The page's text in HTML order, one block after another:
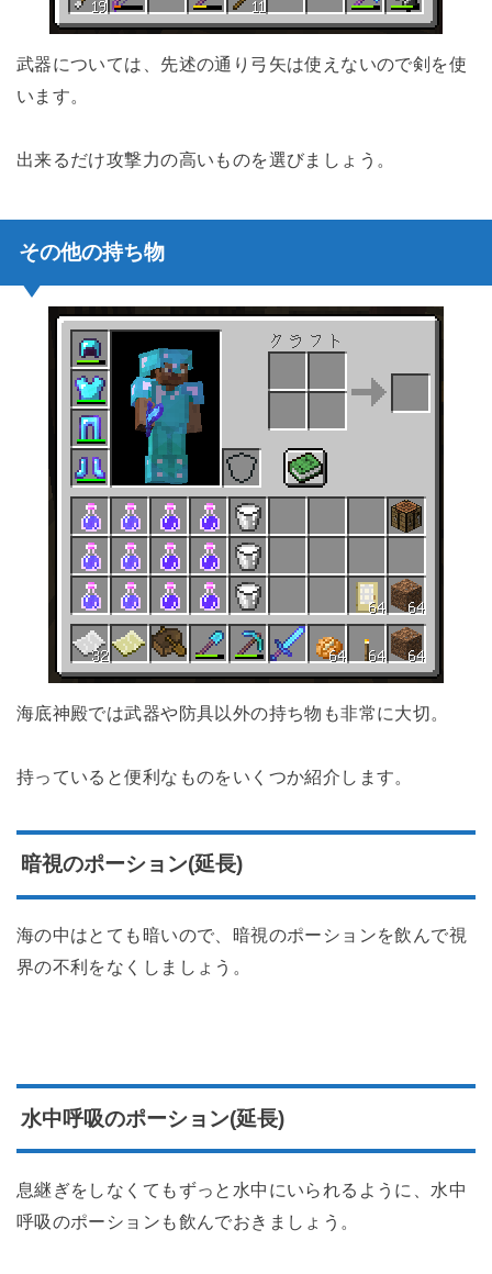
武器については、先述の通り弓矢は使えないので剣を使
います。
出来るだけ攻撃力の高いものを選びましょう。
その他の持ち物
海底神殿では武器や防具以外の持ち物も非常に大切。
持っていると便利なものをいくつか紹介します。
暗視のポーション(延長)
海の中はとても暗いので、暗視のポーションを飲んで視
界の不利をなくしましょう。
水中呼吸のポーション(延長)
息継ぎをしなくてもずっと水中にいられるように、水中
呼吸のポーションも飲んでおきましょう。